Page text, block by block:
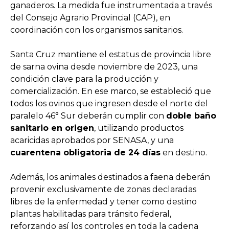
ganaderos. La medida fue instrumentada a través
del Consejo Agrario Provincial (CAP), en
coordinación con los organismos sanitarios.
Santa Cruz mantiene el estatus de provincia libre
de sarna ovina desde noviembre de 2023, una
condición clave para la producción y
comercialización. En ese marco, se estableció que
todos los ovinos que ingresen desde el norte del
paralelo 46° Sur deberán cumplir con doble baño
sanitario en origen, utilizando productos
acaricidas aprobados por SENASA, y una
cuarentena obligatoria de 24 días en destino.
Además, los animales destinados a faena deberán
provenir exclusivamente de zonas declaradas
libres de la enfermedad y tener como destino
plantas habilitadas para tránsito federal,
reforzando así los controles en toda la cadena